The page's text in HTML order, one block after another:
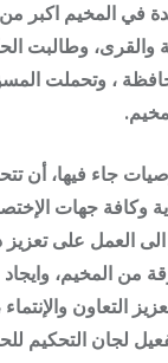
في المخيم اكبر
والقرى، وطالبت
، وتحملت
جاء فيها، أن
وكافة جهات
العمل على تعزيز
من المخيم، وايجاد
التعاون
لجان التحكيم